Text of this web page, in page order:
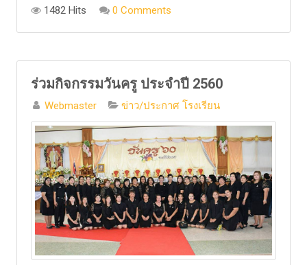
1482 Hits 0 Comments
ร่วมกิจกรรมวันครู ประจำปี 2560
Webmaster ข่าว/ประกาศ โรงเรียน